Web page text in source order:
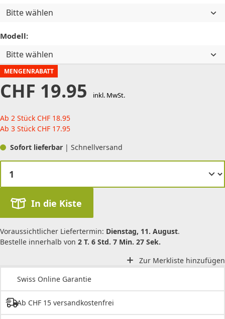
Bitte wählen
Modell:
Bitte wählen
MENGENRABATT
CHF 19.95 inkl. MwSt.
Ab 2 Stück CHF 18.95
Ab 3 Stück CHF 17.95
Sofort lieferbar | Schnellversand
In die Kiste
Voraussichtlicher Liefertermin: Dienstag, 11. August.
Bestelle innerhalb von 2 T. 6 Std. 7 Min. 27 Sek.
Zur Merkliste hinzufügen
Swiss Online Garantie
Ab CHF 15 versandkostenfrei